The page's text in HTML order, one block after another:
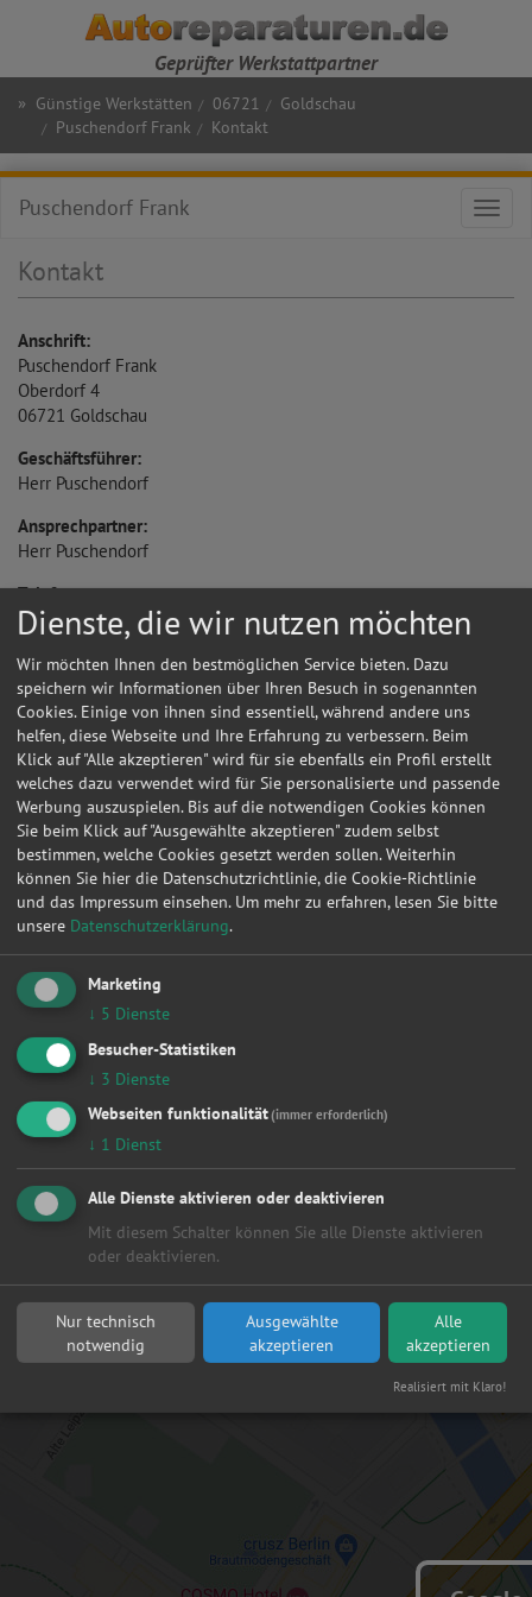
Geprüfter Werkstattpartner
» Günstige Werkstätten 06721
Goldschau
Puschendorf Frank
Kontakt
Puschendorf Frank
Kontakt
Anschrift:
Puschendorf Frank
Oberdorf 4
06721 Goldschau
Geschäftsführer:
Herr Puschendorf
Ansprechpartner:
Herr Puschendorf
Telefon:
Telefonnummer anzeigen
E-Mail:
E-Mail senden
Handelsregister:
HR.1596
Ihr Name
Ihre E-Mail Adresse
Ihre Nachricht
Ich akzeptiere dieAGBund dieDatenschutzbestimmungenvon
Autoreparaturen.de
Senden
Dienste, die wir nutzen möchten
Wir möchten Ihnen den bestmöglichen Service bieten. Dazu
speichern wir Informationen über Ihren Besuch in sogenannten
Cookies. Einige von ihnen sind essentiell, während andere uns
helfen, diese Webseite und Ihre Erfahrung zu verbessern. Beim
Klick auf "Alle akzeptieren" wird für sie ebenfalls ein Profil erstellt
welches dazu verwendet wird für Sie personalisierte und passende
Werbung auszuspielen. Bis auf die notwendigen Cookies können
Sie beim Klick auf "Ausgewählte akzeptieren" zudem selbst
bestimmen, welche Cookies gesetzt werden sollen. Weiterhin
können Sie hier die Datenschutzrichtlinie, die Cookie-Richtlinie
und das Impressum einsehen. Um mehr zu erfahren, lesen Sie bitte
unsere Datenschutzerklärung.
Marketing
↓ 5 Dienste
Besucher-Statistiken
↓ 3 Dienste
Webseiten funktionalität(immer erforderlich)
↓ 1 Dienst
Alle Dienste aktivieren oder deaktivieren
Mit diesem Schalter können Sie alle Dienste aktivieren
oder deaktivieren.
Nur technisch
notwendig
Ausgewählte
akzeptieren
Alle
akzeptieren
Realisiert mit Klaro!